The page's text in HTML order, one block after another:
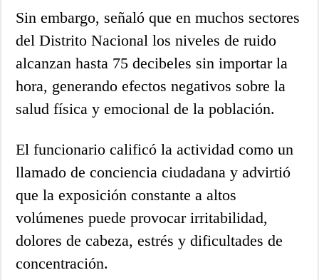
Sin embargo, señaló que en muchos sectores
del Distrito Nacional los niveles de ruido
alcanzan hasta 75 decibeles sin importar la
hora, generando efectos negativos sobre la
salud física y emocional de la población.
El funcionario calificó la actividad como un
llamado de conciencia ciudadana y advirtió
que la exposición constante a altos
volúmenes puede provocar irritabilidad,
dolores de cabeza, estrés y dificultades de
concentración.